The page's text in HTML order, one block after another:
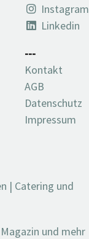
Instagram
Linkedin
---
Kontakt
AGB
Datenschutz
Impressum
| Catering und
und mehr